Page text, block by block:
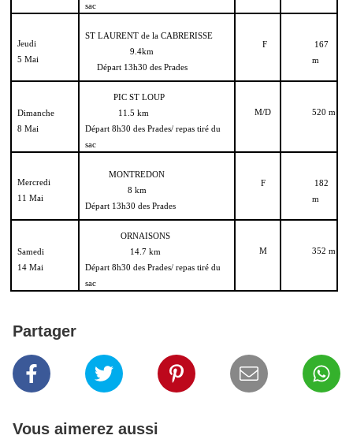
sac
Jeudi
5 Mai
ST LAURENT de la CABRERISSE
9.4km
Départ 13h30 des Prades
F
167
m
Dimanche
8 Mai
PIC ST LOUP
11.5 km
Départ 8h30 des Prades/ repas tiré du
sac
M/D 520 m
Mercredi
11 Mai
MONTREDON
8 km
Départ 13h30 des Prades
F
182
m
Samedi
14 Mai
ORNAISONS
14.7 km
Départ 8h30 des Prades/ repas tiré du
sac
M 352 m
Partager
Vous aimerez aussi